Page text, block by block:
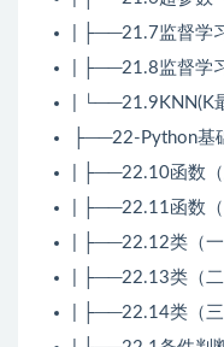
| ├──21.7监督学
| ├──21.8监督学
| └──21.9KNN(K
├──22-Python基
| ├──22.10函数
| ├──22.11函数
| ├──22.12类（
| ├──22.13类（
| ├──22.14类（